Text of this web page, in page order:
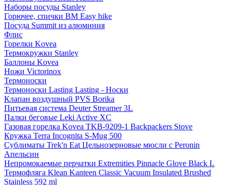
Наборы посуды Stanley
Горючее, спички BM Easy hike
Посуда Summit из алюминия
Флис
Горелки Kovea
Термокружки Stanley
Баллоны Kovea
Ножи Victorinox
Термоноски
Термоноски Lasting Lasting - Носки
Клапан воздушный PVS Borika
Питьевая система Deuter Streamer 3L
Палки беговые Leki Active XC
Газовая горелка Kovea TKB-9209-1 Backpackers Stove
Кружка Terra Incognita S-Mug 500
Сублиматы Trek'n Eat Цельнозерновые мюсли с Peronin
Апельсин
Непромокаемые перчатки Extremities Pinnacle Glove Black L
Термофляга Klean Kanteen Classic Vacuum Insulated Brushed
Stainless 592 ml